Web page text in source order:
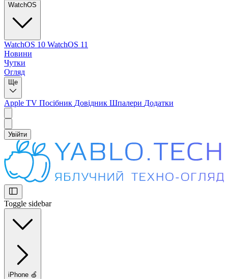
WatchOS
WatchOS 10 WatchOS 11
Новини
Чутки
Огляд
Ще
Apple TV Посібник Довідник Шпалери Додатки
Увійти
Toggle sidebar
iPhone 🍏